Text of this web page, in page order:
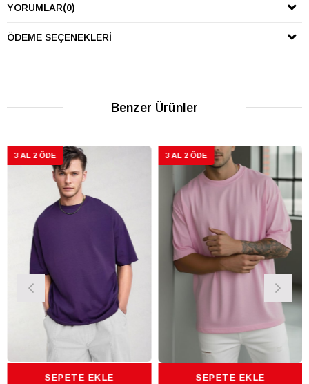
YORUMLAR(0)
ÖDEME SEÇENEKLERI
Benzer Ürünler
SEPETE EKLE
2 ÖDE
SEPETE EKLE
3 AL 2 ÖDE 3